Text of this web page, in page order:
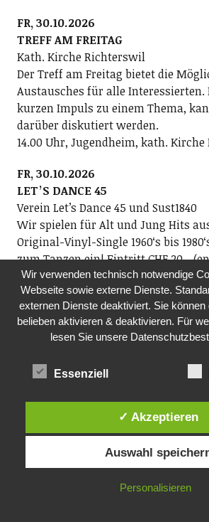
FR, 30.10.2026
TREFF AM FREITAG
Kath. Kirche Richterswil
Der Treff am Freitag bietet die
Austausches für alle Interessierten.
kurzen Impuls zu einem Thema,
darüber diskutiert werden.
14.00 Uhr, Jugendheim, kath.
FR, 30.10.2026
LETʼS DANCE 45
Verein Letʼs Dance 45 und Sust1840
Wir spielen für Alt und Jung Hits
Original-Vinyl-Single 1960ʻs bis
zum Tanzen ein! Eintritt CHF 20.-
bar).
20.00-00.00 Uhr, Sust 1840,
DO, 05.11.2026
MITTAGSTISCH
Mittagstisch für Seniorinnen und
Fredi Reist, Tel. 044 784 88 52 oder
Rosengarten, Dorfstrasse 75,
Wir verwenden technisch notwendige
Webseite sowie externe Dienste.
externen Dienste deaktiviert. Sie
belieben aktivieren & deaktivieren. Für
lesen Sie unsere
Essenziell
✓ Akzeptieren
Auswahl
Personalisieren